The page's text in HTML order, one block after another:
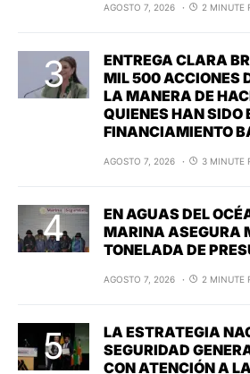
AGOSTO 7, 2026 2 MINUTE
ENTREGA CLARA
MIL 500 ACCIONES
LA MANERA DE
QUIENES HAN SIDO
FINANCIAMIENTO
AGOSTO 7, 2026 3 MINUTE
EN AGUAS DEL
MARINA ASEGURA
TONELADA DE
AGOSTO 7, 2026 2 MINUTE
LA ESTRATEGIA
SEGURIDAD
CON ATENCIÓN A